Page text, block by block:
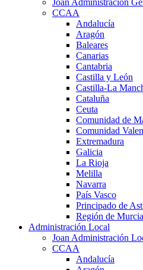
CCAA
Andalucía
Aragón
Baleares
Canarias
Cantabria
Castilla y León
Castilla-La
Cataluña
Ceuta
Comunidad de
Comunidad
Extremadura
Galicia
La Rioja
Melilla
Navarra
País Vasco
Principado de
Región de Murcia
Administración Local
Joan Administración
CCAA
Andalucía